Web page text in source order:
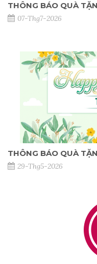
07-Thg7-2026
29-Thg5-2026